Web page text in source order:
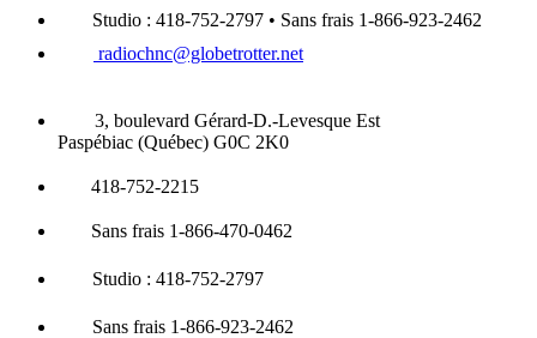
Studio : 418-752-2797 • Sans frais 1-866-923-2462
radiochnc@globetrotter.net
3, boulevard Gérard-D.-Levesque Est
Paspébiac (Québec) G0C 2K0
418-752-2215
Sans frais 1-866-470-0462
Studio : 418-752-2797
Sans frais 1-866-923-2462